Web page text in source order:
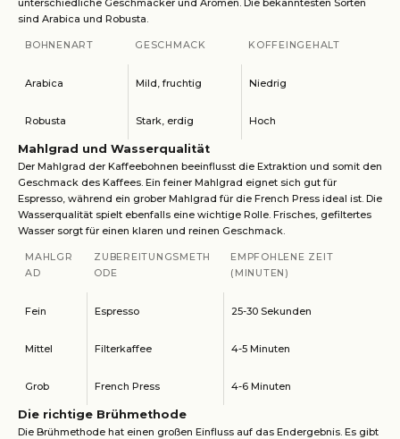
unterschiedliche Geschmäcker und Aromen. Die bekanntesten Sorten
sind Arabica und Robusta.
BOHNENART GESCHMACK KOFFEINGEHALT
Arabica Mild, fruchtig Niedrig
Robusta Stark, erdig Hoch
Mahlgrad und Wasserqualität
Der Mahlgrad der Kaffeebohnen beeinflusst die Extraktion und somit den
Geschmack des Kaffees. Ein feiner Mahlgrad eignet sich gut für
Espresso, während ein grober Mahlgrad für die French Press ideal ist. Die
Wasserqualität spielt ebenfalls eine wichtige Rolle. Frisches, gefiltertes
Wasser sorgt für einen klaren und reinen Geschmack.
MAHLGR
AD
ZUBEREITUNGSMETH
ODE
EMPFOHLENE ZEIT
(MINUTEN)
Fein Espresso 25-30 Sekunden
Mittel Filterkaffee 4-5 Minuten
Grob French Press 4-6 Minuten
Die richtige Brühmethode
Die Brühmethode hat einen großen Einfluss auf das Endergebnis. Es gibt